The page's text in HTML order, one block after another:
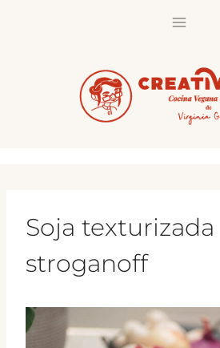
Soja texturizada
stroganoff